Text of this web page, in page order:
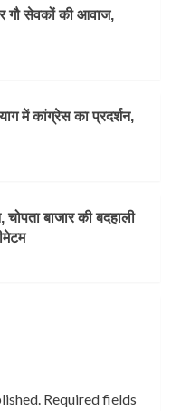
गौ सेवकों की आवाज,
में कांग्रेस का प्रदर्शन,
बाजार की बदहाली
Required fields